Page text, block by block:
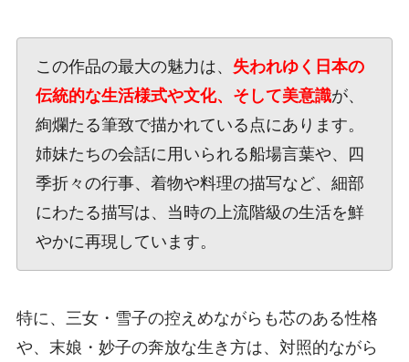
この作品の最大の魅力は、 失われゆく日本の
伝統的な生活様式や文化、そして美意識が、
絢爛たる筆致で描かれている点にあります。
姉妹たちの会話に用いられる船場言葉や、四
季折々の行事、着物や料理の描写など、細部
にわたる描写は、当時の上流階級の生活を鮮
やかに再現しています。
特に、三女・雪子の控えめながらも芯のある性格
や、末娘・妙子の奔放な生き方は、対照的ながら